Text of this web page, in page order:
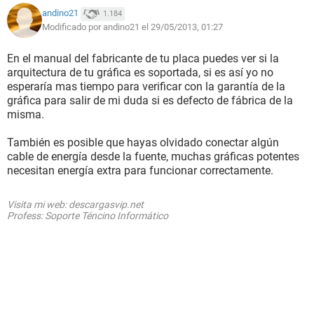
andino21 1.184
Modificado por andino21 el 29/05/2013, 01:27
En el manual del fabricante de tu placa puedes ver si la
arquitectura de tu gráfica es soportada, si es así yo no
esperaría mas tiempo para verificar con la garantía de la
gráfica para salir de mi duda si es defecto de fábrica de la
misma.
También es posible que hayas olvidado conectar algún
cable de energía desde la fuente, muchas gráficas potentes
necesitan energía extra para funcionar correctamente.
Visita mi web: descargasvip.net
Profess: Soporte Téncino Informático